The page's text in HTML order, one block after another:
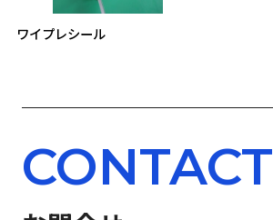
ワイプレシール
CONTACT